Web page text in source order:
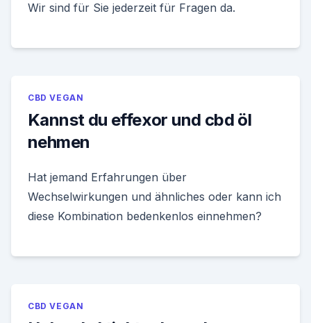
Wir sind für Sie jederzeit für Fragen da.
CBD VEGAN
Kannst du effexor und cbd öl
nehmen
Hat jemand Erfahrungen über
Wechselwirkungen und ähnliches oder kann ich
diese Kombination bedenkenlos einnehmen?
CBD VEGAN